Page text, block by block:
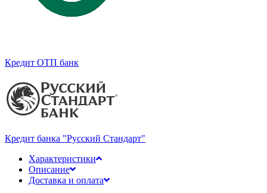
Кредит ОТП банк
Кредит банка "Русский Стандарт"
Характеристики
Описание
Доставка и оплата